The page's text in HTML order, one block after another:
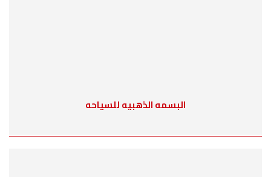
البسمه الذهبيه للسياحه